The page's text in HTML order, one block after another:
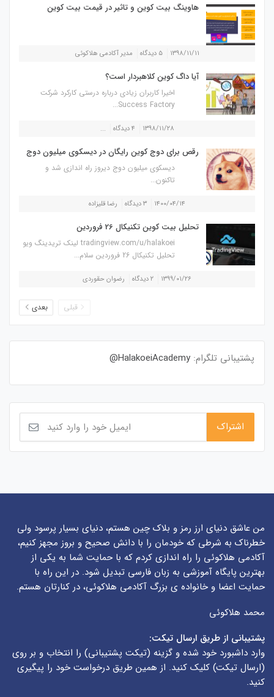
هاوینگ بیت کوین و تاثیر در قیمت بیت کوین
۱۳۹۸/۱۱/۱۱ ۵ دیدگاه مدیر آکادمی هلاکوئی
آیا داگ کوین کلاهبردار است؟
اخیرا کاربران زیادی درباره درستی کارکرد شرکت
Success Factory...
۱۳۹۸/۱۱/۲۸ ۴ دیدگاه ...
رقص برای دوج کوین رایگان در دیسکوی میلیون دوج
دیسکوی میلیون دوج دیروز راه اندازی شد و
تاکنون...
۱۴۰۰/۰۴/۱۴ ۳ دیدگاه رضا قلیزاده
تحلیل بیت کوین تکنیکال 26 فروردین
tradingview.com/u/halakoei لینک تریدینگ ویو
تحلیل تکنیکال 26 فروردین سلام...
۱۳۹۹/۰۱/۲۶ ۲ دیدگاه رضوان حقوردی
قبلی بعدی
پشتیبانی تلگرام: HalakoeiAcademy@
من عاشق دنیای ارز رمز و بلاک چین هستم، دنیای بسیار پرسود ولی
خطرناک به شرطی که خودمان را با دانش صحیح و بروز مجهز کنیم،
آکادمی هلاکوئی را راه اندازی کردم که با حمایت شما به یکی از
بهترین پایگاه آموزشی به زبان فارسی تبدیل شود. در این راه با
حمایت اعضا و خانواده ی بزرگ آکادمی هلاکوئی، در کنارتان هستم.
محمد هلاکوئی
پشتیبانی از طریق ارسال تیکت:
وارد داشبورد خود شده و گزینه (تیکت پشتیبانی) را انتخاب و بر روی
(ارسال تیکت) کلیک کنید. از همین طریق درخواست خود را پیگیری
کنید.